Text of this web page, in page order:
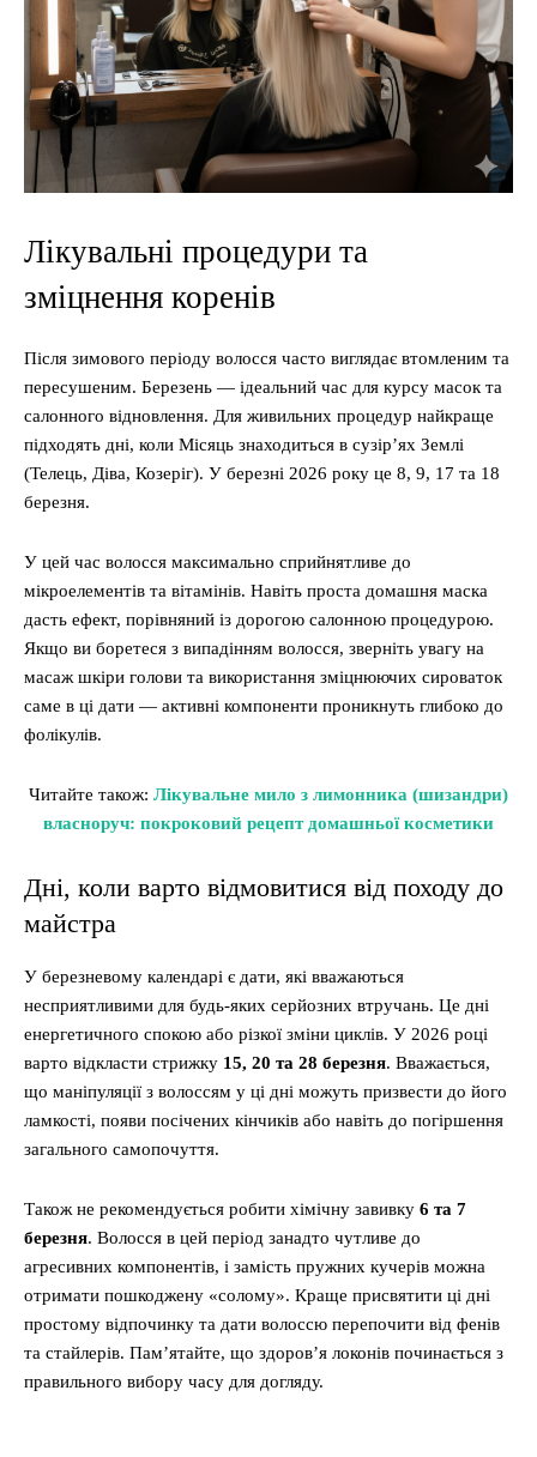
Лікувальні процедури та
зміцнення коренів
Після зимового періоду волосся часто виглядає втомленим та
пересушеним. Березень — ідеальний час для курсу масок та
салонного відновлення. Для живильних процедур найкраще
підходять дні, коли Місяць знаходиться в сузір’ях Землі
(Телець, Діва, Козеріг). У березні 2026 року це 8, 9, 17 та 18
березня.
У цей час волосся максимально сприйнятливе до
мікроелементів та вітамінів. Навіть проста домашня маска
дасть ефект, порівняний із дорогою салонною процедурою.
Якщо ви боретеся з випадінням волосся, зверніть увагу на
масаж шкіри голови та використання зміцнюючих сироваток
саме в ці дати — активні компоненти проникнуть глибоко до
фолікулів.
Читайте також: Лікувальне мило з лимонника (шизандри)
власноруч: покроковий рецепт домашньої косметики
Дні, коли варто відмовитися від походу до
майстра
У березневому календарі є дати, які вважаються
несприятливими для будь-яких серйозних втручань. Це дні
енергетичного спокою або різкої зміни циклів. У 2026 році
варто відкласти стрижку 15, 20 та 28 березня. Вважається,
що маніпуляції з волоссям у ці дні можуть призвести до його
ламкості, появи посічених кінчиків або навіть до погіршення
загального самопочуття.
Також не рекомендується робити хімічну завивку 6 та 7
березня. Волосся в цей період занадто чутливе до
агресивних компонентів, і замість пружних кучерів можна
отримати пошкоджену «солому». Краще присвятити ці дні
простому відпочинку та дати волоссю перепочити від фенів
та стайлерів. Пам’ятайте, що здоров’я локонів починається з
правильного вибору часу для догляду.